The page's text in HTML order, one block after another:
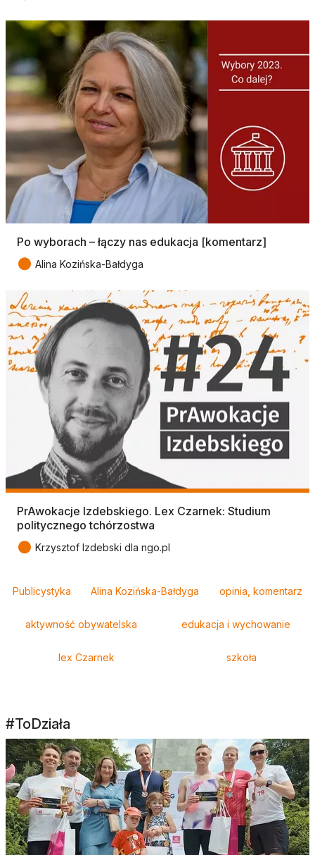
Po wyborach – łączy nas edukacja [komentarz]
● Alina Kozińska-Bałdyga
PrAwokacje Izdebskiego. Lex Czarnek: Studium
politycznego tchórzostwa
● Krzysztof Izdebski dla ngo.pl
Publicystyka Alina Kozińska-Bałdyga opinia, komentarz
aktywność obywatelska edukacja i wychowanie
lex Czarnek szkoła
#ToDziała